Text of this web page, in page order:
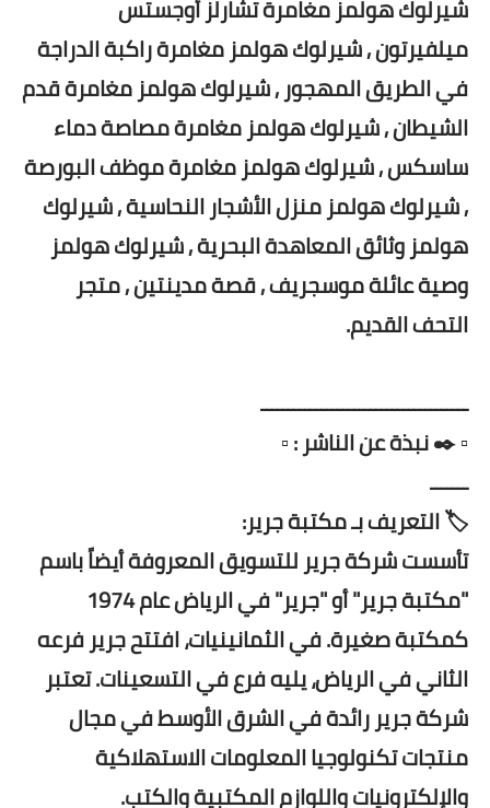
شيرلوك هولمز مغامرة تشارلز أوجستس
ميلفيرتون , شيرلوك هولمز مغامرة راكبة الدراجة
في الطريق المهجور , شيرلوك هولمز مغامرة قدم
الشيطان , شيرلوك هولمز مغامرة مصاصة دماء
ساسكس , شيرلوك هولمز مغامرة موظف البورصة
, شيرلوك هولمز منزل الأشجار النحاسية , شيرلوك
هولمز وثائق المعاهدة البحرية , شيرلوك هولمز
وصية عائلة موسجريف , قصة مدينتين , متجر
التحف القديم.
ــــــــــــــــــــــــــــــــــــــ
▫️ ✒️ نبذة عن الناشر : ▫️
ـــــــ
🏷️ التعريف بـ مكتبة جرير:
تأسست شركة جرير للتسويق المعروفة أيضاً باسم
"مكتبة جرير" أو "جرير" في الرياض عام 1974
كمكتبة صغيرة. في الثمانينيات، افتتح جرير فرعه
الثاني في الرياض، يليه فرع في التسعينات. تعتبر
شركة جرير رائدة في الشرق الأوسط في مجال
منتجات تكنولوجيا المعلومات الاستهلاكية
والإلكترونيات واللوازم المكتبية والكتب.